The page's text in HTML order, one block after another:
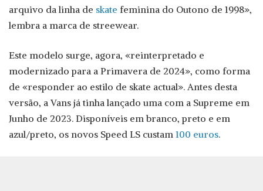
arquivo da linha de skate feminina do Outono de 1998»,
lembra a marca de streewear.
Este modelo surge, agora, «reinterpretado e
modernizado para a Primavera de 2024», como forma
de «responder ao estilo de skate actual». Antes desta
versão, a Vans já tinha lançado uma com a Supreme em
Junho de 2023. Disponíveis em branco, preto e em
azul/preto, os novos Speed LS custam 100 euros.